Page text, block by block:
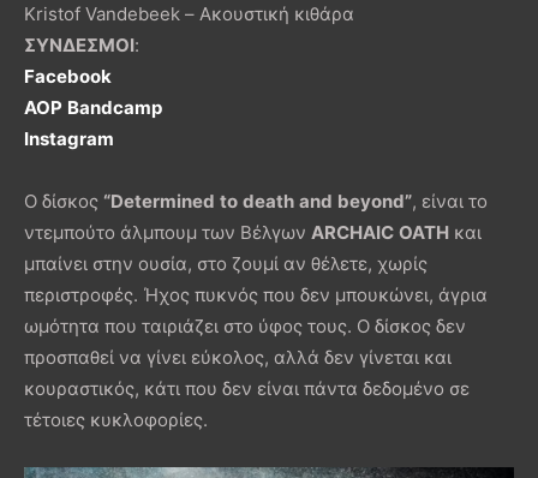
Kristof Vandebeek – Ακουστική κιθάρα
ΣΥΝΔΕΣΜΟΙ:
Facebook
AOP Bandcamp
Instagram
Ο δίσκος “Determined to death and beyond”, είναι το
ντεμπούτο άλμπουμ των Βέλγων ARCHAIC OATH και
μπαίνει στην ουσία, στο ζουμί αν θέλετε, χωρίς
περιστροφές. Ήχος πυκνός που δεν μπουκώνει, άγρια
ωμότητα που ταιριάζει στο ύφος τους. Ο δίσκος δεν
προσπαθεί να γίνει εύκολος, αλλά δεν γίνεται και
κουραστικός, κάτι που δεν είναι πάντα δεδομένο σε
τέτοιες κυκλοφορίες.